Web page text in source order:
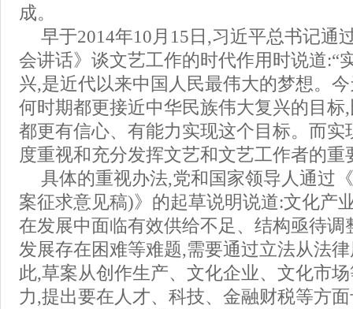
成。
早于2014年10月15日,习近平总书记通
会讲话》谈文艺工作的时代作用时说道:“
兴,是近代以来中国人民最伟大的梦想。
何时期都更接近中华民族伟大复兴的目标
都更有信心、有能力实现这个目标。而实
度重视和充分发挥文艺和文艺工作者的重
具体的重视办法,党和国家领导人通过
案征求意见稿)》的起草说明说道:文化产
在发展中面临有效供给不足、结构亟待调
发展存在困难等难题,需要通过立法从法
此,草案从创作生产、文化企业、文化市
力,提出要在人才、科技、金融财税等方